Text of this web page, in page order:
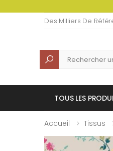
Des Milliers De
Recherche
TOUS LES
Accueil Tissus